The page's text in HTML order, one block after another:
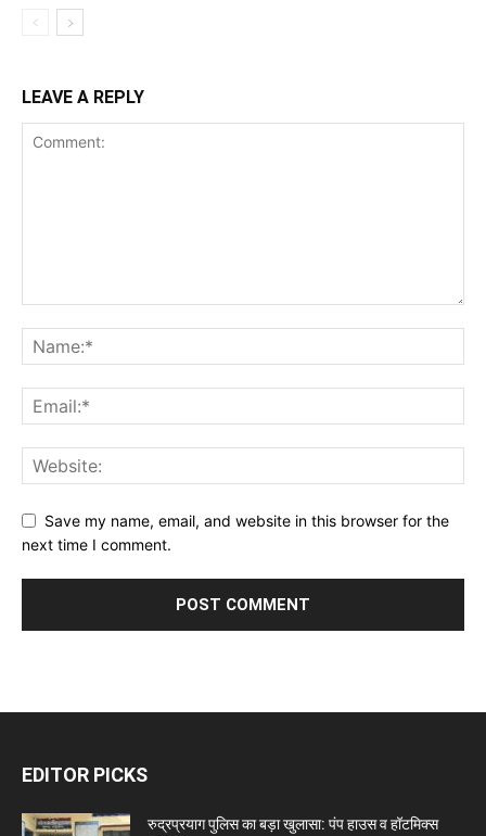
LEAVE A REPLY
Save my name, email, and website in this browser for the
next time I comment.
EDITOR PICKS
रुद्रप्रयाग पुलिस का बड़ा खुलासा: पंप हाउस व हॉटमिक्स